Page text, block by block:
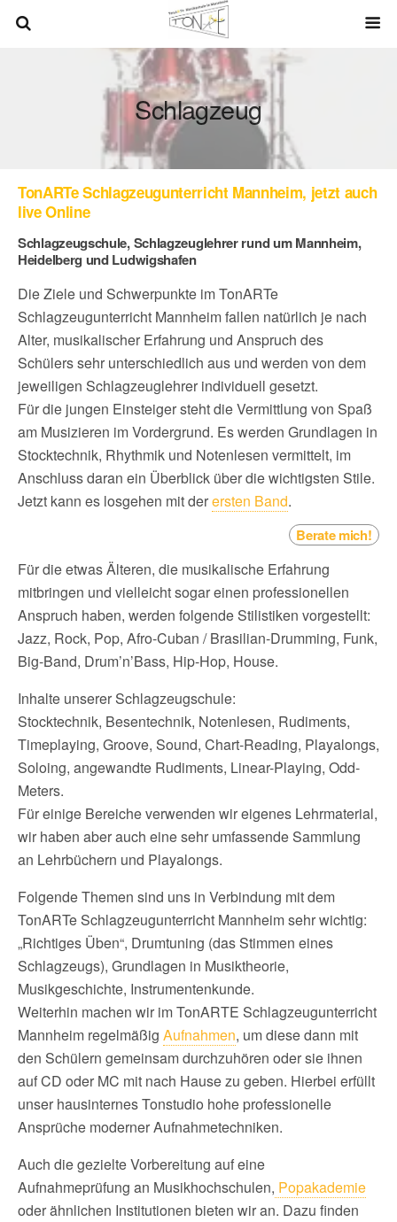
Schlagzeug
TonARTe Schlagzeugunterricht Mannheim, jetzt auch
live Online
Schlagzeugschule, Schlagzeuglehrer rund um Mannheim,
Heidelberg und Ludwigshafen
Die Ziele und Schwerpunkte im TonARTe
Schlagzeugunterricht Mannheim fallen natürlich je nach
Alter, musikalischer Erfahrung und Anspruch des
Schülers sehr unterschiedlich aus und werden von dem
jeweiligen Schlagzeuglehrer individuell gesetzt.
Für die jungen Einsteiger steht die Vermittlung von Spaß
am Musizieren im Vordergrund. Es werden Grundlagen in
Stocktechnik, Rhythmik und Notenlesen vermittelt, im
Anschluss daran ein Überblick über die wichtigsten Stile.
Jetzt kann es losgehen mit derersten Band.
Berate mich!
Für die etwas Älteren, die musikalische Erfahrung
mitbringen und vielleicht sogar einen professionellen
Anspruch haben, werden folgende Stilistiken vorgestellt:
Jazz, Rock, Pop, Afro-Cuban / Brasilian-Drumming, Funk,
Big-Band, Drum’n’Bass, Hip-Hop, House.
Inhalte unserer Schlagzeugschule:
Stocktechnik, Besentechnik, Notenlesen, Rudiments,
Timeplaying, Groove, Sound, Chart-Reading, Playalongs,
Soloing, angewandte Rudiments, Linear-Playing, Odd-
Meters.
Für einige Bereiche verwenden wir eigenes Lehrmaterial,
wir haben aber auch eine sehr umfassende Sammlung
an Lehrbüchern und Playalongs.
Folgende Themen sind uns in Verbindung mit dem
TonARTe Schlagzeugunterricht Mannheim sehr wichtig:
„Richtiges Üben“, Drumtuning (das Stimmen eines
Schlagzeugs), Grundlagen in Musiktheorie,
Musikgeschichte, Instrumentenkunde.
Weiterhin machen wir im TonARTE Schlagzeugunterricht
Mannheim regelmäßig Aufnahmen, um diese dann mit
den Schülern gemeinsam durchzuhören oder sie ihnen
auf CD oder MC mit nach Hause zu geben. Hierbei erfüllt
unser hausinternes Tonstudio hohe professionelle
Ansprüche moderner Aufnahmetechniken.
Auch die gezielte Vorbereitung auf eine
Aufnahmeprüfung an Musikhochschulen, Popakademie
oder ähnlichen Institutionen bieten wir an. Dazu finden